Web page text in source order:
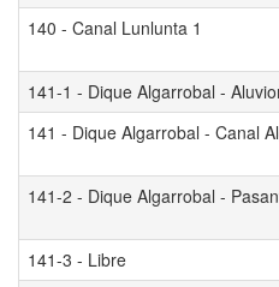
140 - Canal Lunlunta 1
141-1 - Dique Algarrobal -
141 - Dique Algarrobal - Canal
141-2 - Dique Algarrobal -
141-3 - Libre